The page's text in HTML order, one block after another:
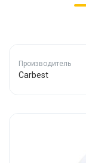
Производитель
Carbest